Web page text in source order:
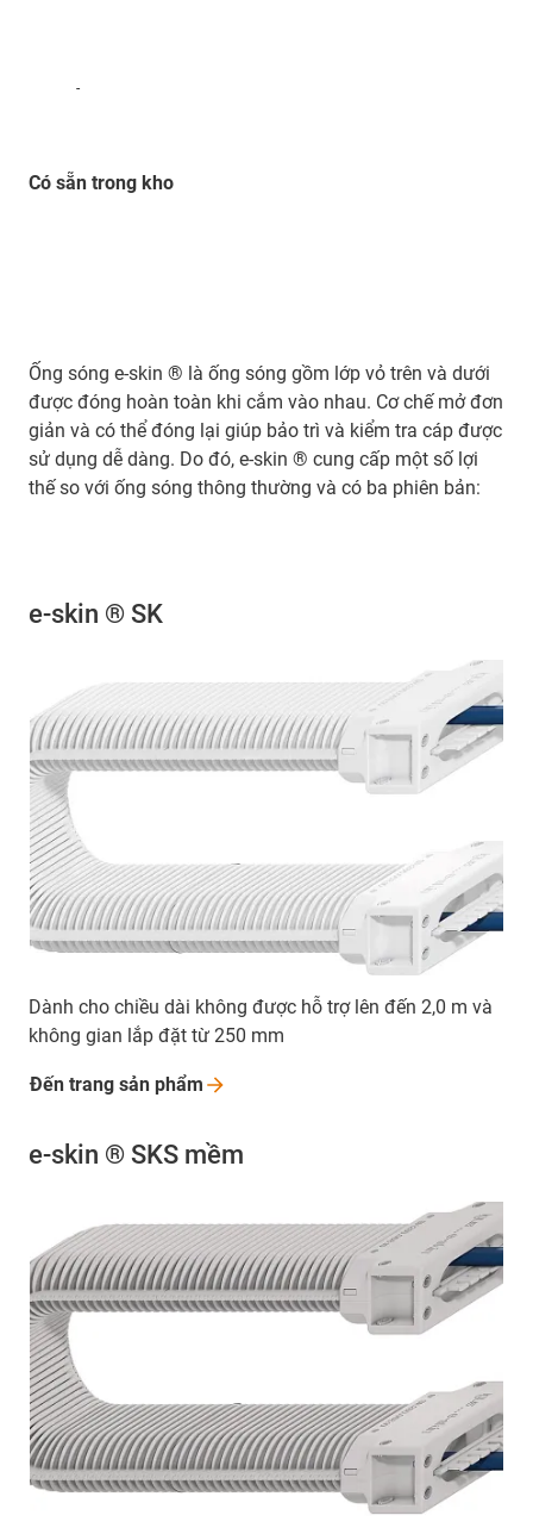
-
Có sẵn trong kho
Ống sóng e-skin ® là ống sóng gồm lớp vỏ trên và dưới
được đóng hoàn toàn khi cắm vào nhau. Cơ chế mở đơn
giản và có thể đóng lại giúp bảo trì và kiểm tra cáp được
sử dụng dễ dàng. Do đó, e-skin ® cung cấp một số lợi
thế so với ống sóng thông thường và có ba phiên bản:
e-skin ® SK
Dành cho chiều dài không được hỗ trợ lên đến 2,0 m và
không gian lắp đặt từ 250 mm
Đến trang sản phẩm
e-skin ® SKS mềm